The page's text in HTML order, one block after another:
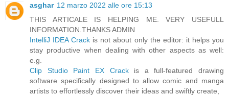
asghar 12 marzo 2022 alle ore 15:13
THIS ARTICALE IS HELPING ME. VERY USEFULL
INFORMATION.THANKS ADMIN
IntelliJ IDEA Crack is not about only the editor: it helps you
stay productive when dealing with other aspects as well:
e.g.
Clip Studio Paint EX Crackis a full-featured drawing
software specifically designed to allow comic and manga
artists to effortlessly discover their ideas and swiftly create,